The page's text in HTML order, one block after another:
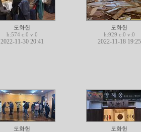
도화헌
h:574 c:0 v:0
2022-11-30 20:41
도화헌
h:929 c:0 v:0
2022-11-18 19:25
도화헌
도화헌